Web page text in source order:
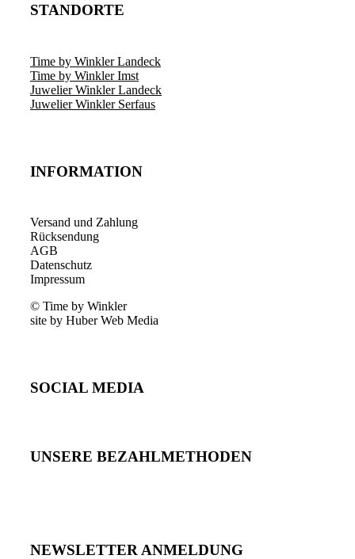
STANDORTE
Time by Winkler Landeck
Time by Winkler Imst
Juwelier Winkler Landeck
Juwelier Winkler Serfaus
INFORMATION
Versand und Zahlung
Rücksendung
AGB
Datenschutz
Impressum
© Time by Winkler
site by Huber Web Media
SOCIAL MEDIA
UNSERE BEZAHLMETHODEN
NEWSLETTER ANMELDUNG